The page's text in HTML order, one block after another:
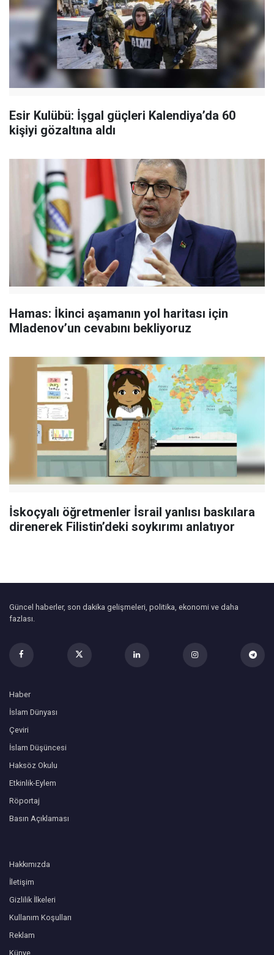
Esir Kulübü: İşgal güçleri Kalendiya’da 60
kişiyi gözaltına aldı
Hamas: İkinci aşamanın yol haritası için
Mladenov’un cevabını bekliyoruz
İskoçyalı öğretmenler İsrail yanlısı baskılara
direnerek Filistin’deki soykırımı anlatıyor
Güncel haberler, son dakika gelişmeleri, politika, ekonomi ve daha
fazlası.
Haber
İslam Dünyası
Çeviri
İslam Düşüncesi
Haksöz Okulu
Etkinlik-Eylem
Röportaj
Basın Açıklaması
Hakkımızda
İletişim
Gizlilik İlkeleri
Kullanım Koşulları
Reklam
Künye